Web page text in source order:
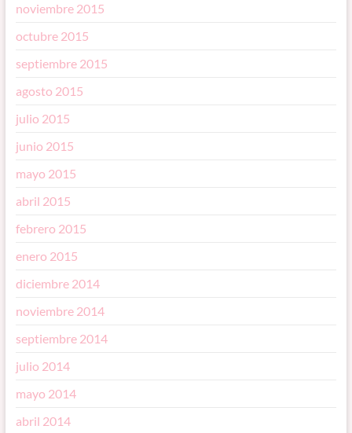
noviembre 2015
octubre 2015
septiembre 2015
agosto 2015
julio 2015
junio 2015
mayo 2015
abril 2015
febrero 2015
enero 2015
diciembre 2014
noviembre 2014
septiembre 2014
julio 2014
mayo 2014
abril 2014